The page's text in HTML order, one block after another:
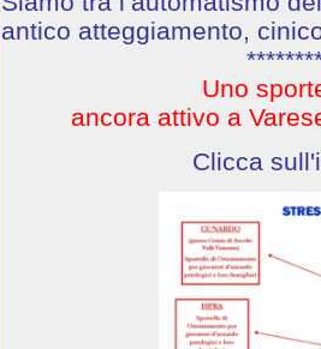
antico atteggiamento,
Uno
ancora attivo a
Clicca